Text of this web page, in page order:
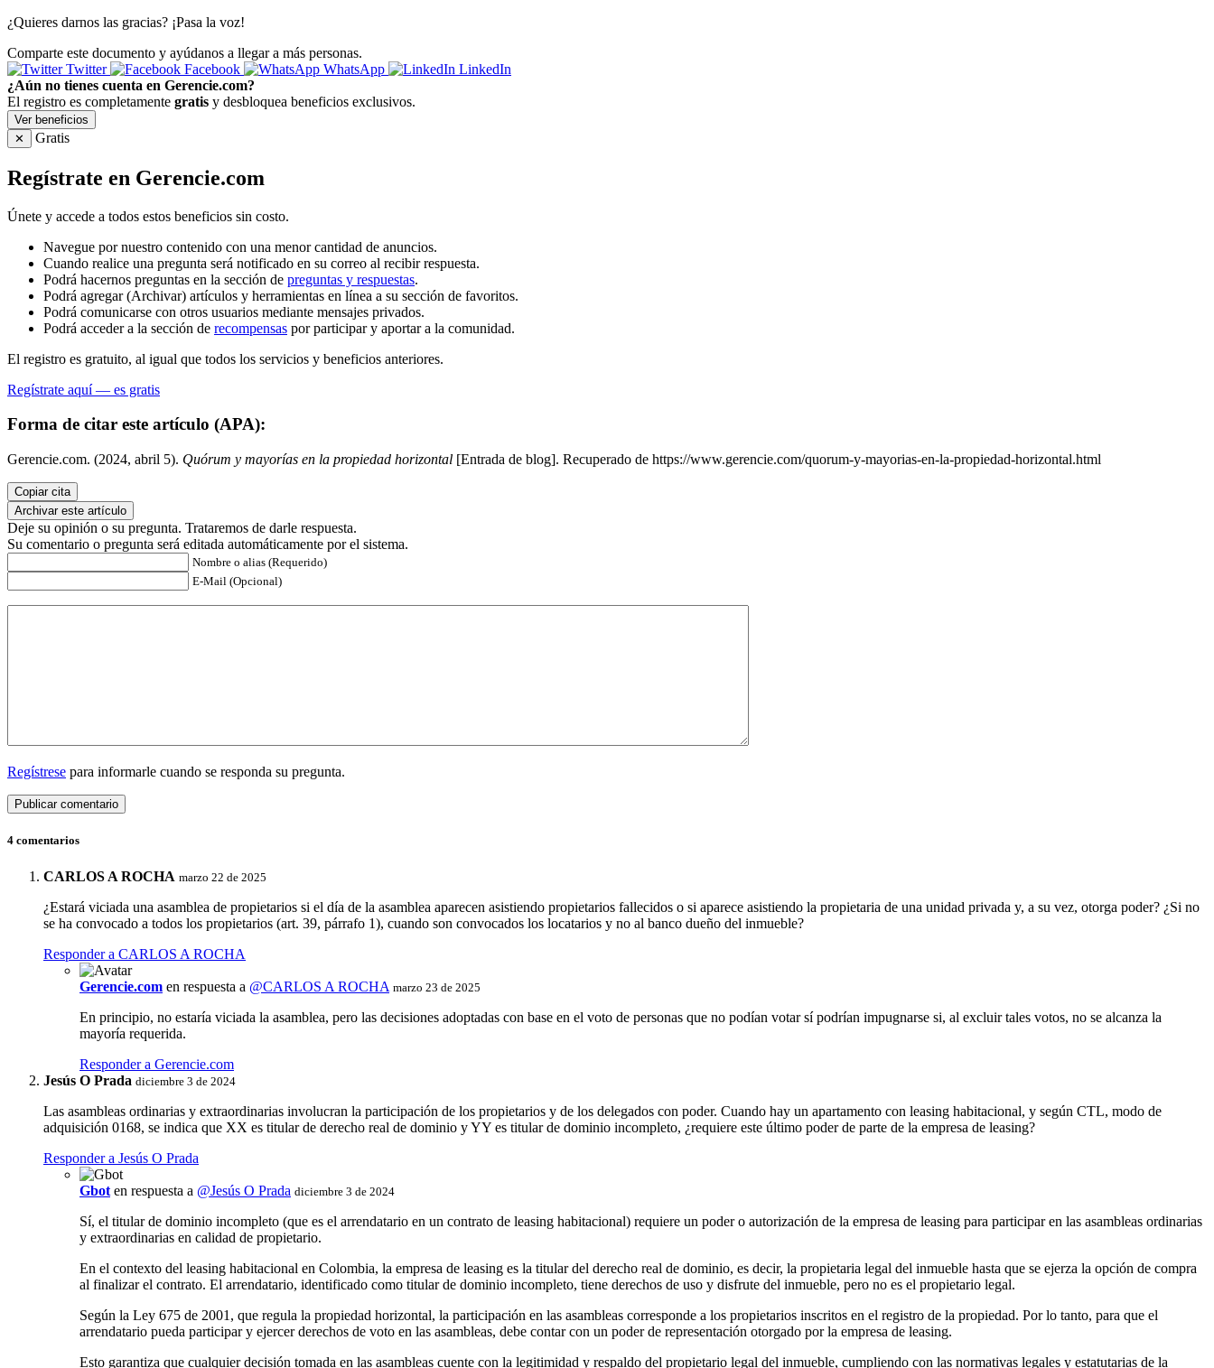
¿Quieres darnos las gracias? ¡Pasa la voz!
Comparte este documento y ayúdanos a llegar a más personas.
Twitter
Facebook WhatsApp
LinkedIn
¿Aún no tienes cuenta en Gerencie.com?
El registro es completamente gratis y desbloquea beneficios exclusivos.
Ver beneficios
✕
Gratis
Regístrate en Gerencie.com
Únete y accede a todos estos beneficios sin costo.
Navegue por nuestro contenido con una menor cantidad de anuncios.
Cuando realice una pregunta será notificado en su correo al recibir respuesta.
Podrá hacernos preguntas en la sección de preguntas y respuestas.
Podrá agregar (Archivar) artículos y herramientas en línea a su sección de favoritos.
Podrá comunicarse con otros usuarios mediante mensajes privados.
Podrá acceder a la sección de recompensas por participar y aportar a la comunidad.
El registro es gratuito, al igual que todos los servicios y beneficios anteriores.
Regístrate aquí — es gratis
Forma de citar este artículo (APA):
Gerencie.com. (2024, abril 5). Quórum y mayorías en la propiedad horizontal [Entrada de blog]. Recuperado de https://www.gerencie.com/quorum-y-mayorias-en-la-propiedad-horizontal.html
Copiar cita
Archivar este artículo
Deje su opinión o su pregunta. Trataremos de darle respuesta.
Su comentario o pregunta será editada automáticamente por el sistema.
Nombre o alias (Requerido)
E-Mail (Opcional)
Regístrese para informarle cuando se responda su pregunta.
4 comentarios
CARLOS A ROCHA marzo 22 de 2025
¿Estará viciada una asamblea de propietarios si el día de la asamblea aparecen asistiendo propietarios fallecidos o si aparece asistiendo la propietaria de una unidad privada y, a su vez, otorga poder? ¿Si no
se ha convocado a todos los propietarios (art. 39, párrafo 1), cuando son convocados los locatarios y no al banco dueño del inmueble?
Responder a CARLOS A ROCHA
Gerencie.com en respuesta a @CARLOS A ROCHA marzo 23 de 2025
En principio, no estaría viciada la asamblea, pero las decisiones adoptadas con base en el voto de personas que no podían votar sí podrían impugnarse si, al excluir tales votos, no se alcanza la
mayoría requerida.
Responder a Gerencie.com
Jesús O Prada diciembre 3 de 2024
Las asambleas ordinarias y extraordinarias involucran la participación de los propietarios y de los delegados con poder. Cuando hay un apartamento con leasing habitacional, y según CTL, modo de
adquisición 0168, se indica que XX es titular de derecho real de dominio y YY es titular de dominio incompleto, ¿requiere este último poder de parte de la empresa de leasing?
Responder a Jesús O Prada
Gbot en respuesta a @Jesús O Prada diciembre 3 de 2024
Sí, el titular de dominio incompleto (que es el arrendatario en un contrato de leasing habitacional) requiere un poder o autorización de la empresa de leasing para participar en las asambleas ordinarias
y extraordinarias en calidad de propietario.
En el contexto del leasing habitacional en Colombia, la empresa de leasing es la titular del derecho real de dominio, es decir, la propietaria legal del inmueble hasta que se ejerza la opción de compra
al finalizar el contrato. El arrendatario, identificado como titular de dominio incompleto, tiene derechos de uso y disfrute del inmueble, pero no es el propietario legal.
Según la Ley 675 de 2001, que regula la propiedad horizontal, la participación en las asambleas corresponde a los propietarios inscritos en el registro de la propiedad. Por lo tanto, para que el
arrendatario pueda participar y ejercer derechos de voto en las asambleas, debe contar con un poder de representación otorgado por la empresa de leasing.
Esto garantiza que cualquier decisión tomada en las asambleas cuente con la legitimidad y respaldo del propietario legal del inmueble, cumpliendo con las normativas legales y estatutarias de la